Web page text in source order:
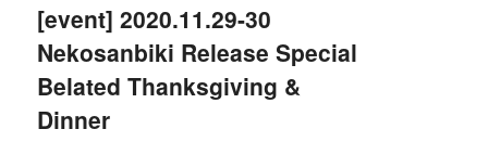
[event] 2020.11.29-30
Nekosanbiki Release Special
Belated Thanksgiving &
Dinner